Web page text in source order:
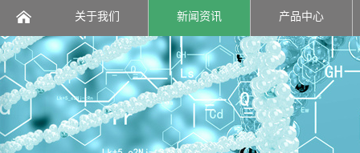
页
关于我们 新闻资讯 产品中心